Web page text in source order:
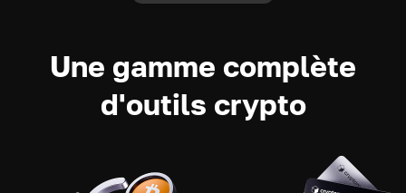
Une gamme complète
d'outils crypto